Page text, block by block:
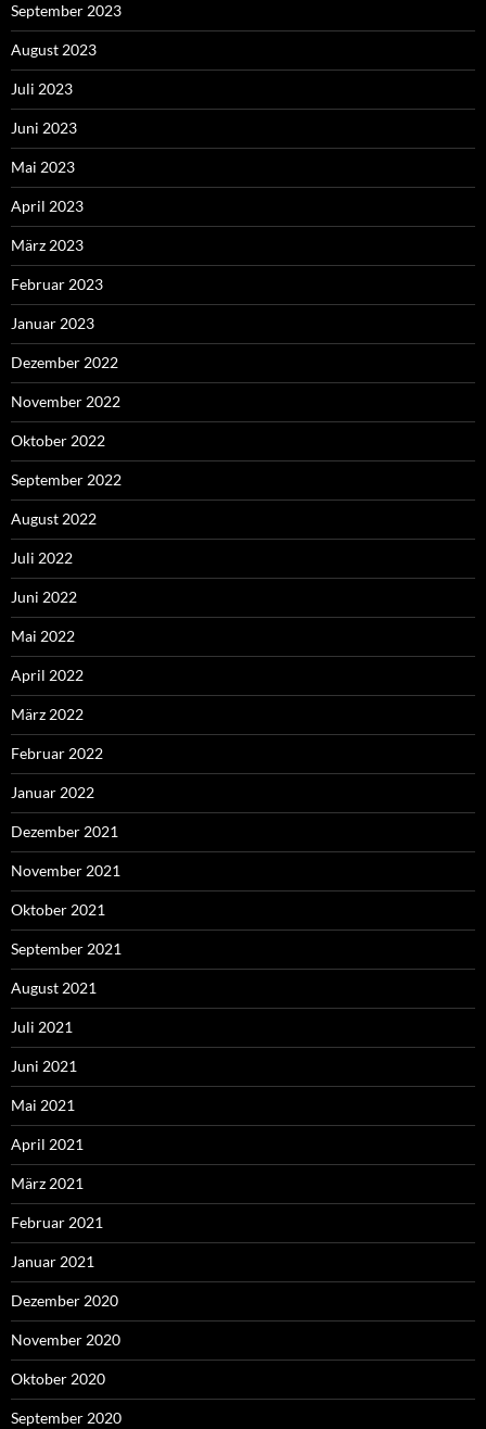
September 2023
August 2023
Juli 2023
Juni 2023
Mai 2023
April 2023
März 2023
Februar 2023
Januar 2023
Dezember 2022
November 2022
Oktober 2022
September 2022
August 2022
Juli 2022
Juni 2022
Mai 2022
April 2022
März 2022
Februar 2022
Januar 2022
Dezember 2021
November 2021
Oktober 2021
September 2021
August 2021
Juli 2021
Juni 2021
Mai 2021
April 2021
März 2021
Februar 2021
Januar 2021
Dezember 2020
November 2020
Oktober 2020
September 2020